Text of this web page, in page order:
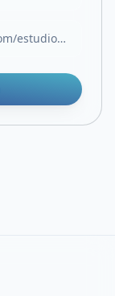
https://www.instagram.com/estudio.violeta_?igsh=MWxzY25zcmI2b2NncA==